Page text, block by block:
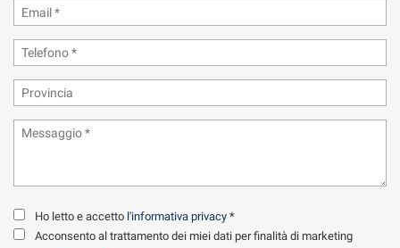
Ho letto e accetto l'informativa privacy *
Acconsento al trattamento dei miei dati per finalità di marketing